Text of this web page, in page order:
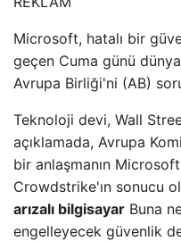
Microsoft, hatalı bir
geçen Cuma günü
Avrupa Birliği'ni (AB)
Teknoloji devi, Wall
açıklamada, Avrupa
bir anlaşmanın
Crowdstrike'ın sonucu
arızalı bilgisayar Buna
engelleyecek güvenlik